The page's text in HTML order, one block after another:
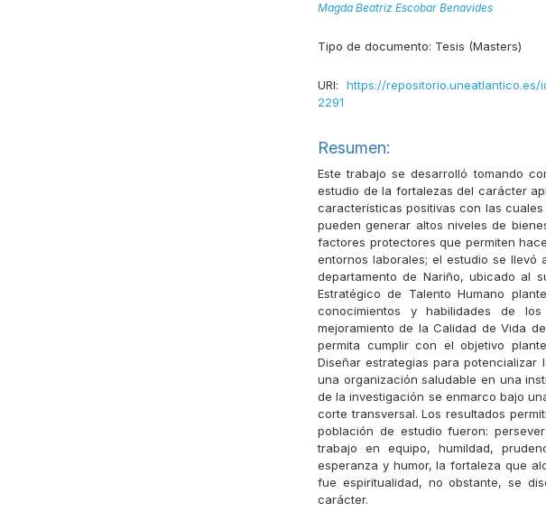
Magda Beatriz Escobar Benavides
Tipo de documento: Tesis (Masters)
URI: https://repositorio.uneatlantico.es/
2291
Resumen:
Este trabajo se desarrolló tomando
estudio de la fortalezas del carácter
características positivas con las
pueden generar altos niveles de
factores protectores que permiten
entornos laborales; el estudio se
departamento de Nariño, ubicado al
Estratégico de Talento Humano
conocimientos y habilidades de
mejoramiento de la Calidad de Vida
permita cumplir con el objetivo
Diseñar estrategias para
una organización saludable en una
de la investigación se enmarco bajo
corte transversal. Los resultados
población de estudio fueron:
trabajo en equipo, humildad,
esperanza y humor, la fortaleza que
fue espiritualidad, no obstante, se
carácter.